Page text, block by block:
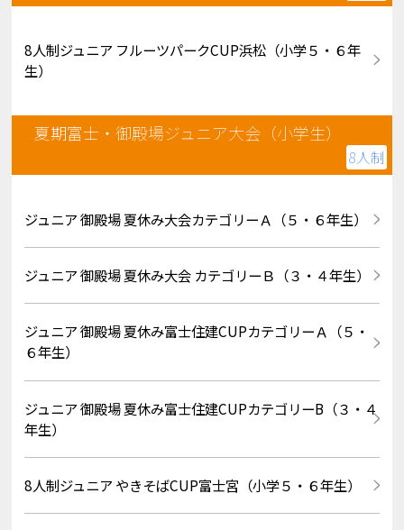
8人制ジュニア フルーツパークCUP浜松（小学５・６年
生）
夏期富士・御殿場ジュニア大会（小学生）
8人制
ジュニア 御殿場 夏休み大会カテゴリーＡ（５・６年生）
ジュニア 御殿場 夏休み大会 カテゴリーＢ（３・４年生）
ジュニア 御殿場 夏休み富士住建CUPカテゴリーＡ（５・
６年生）
ジュニア 御殿場 夏休み富士住建CUPカテゴリーB（３・４
年生）
8人制ジュニア やきそばCUP富士宮（小学５・６年生）